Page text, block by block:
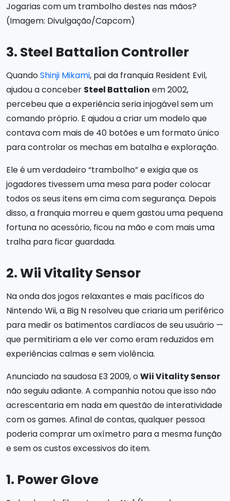
Jogarias com um trambolho destes nas mãos?
(Imagem: Divulgação/Capcom)
3. Steel Battalion Controller
QuandoShinji Mikami, pai da franquia Resident Evil,
ajudou a conceber Steel Battalion em 2002,
percebeu que a experiência seria injogável sem um
comando próprio. E ajudou a criar um modelo que
contava com mais de 40 botões e um formato único
para controlar os mechas em batalha e exploração.
Ele é um verdadeiro “trambolho” e exigia que os
jogadores tivessem uma mesa para poder colocar
todos os seus itens em cima com segurança. Depois
disso, a franquia morreu e quem gastou uma pequena
fortuna no acessório, ficou na mão e com mais uma
tralha para ficar guardada.
2. Wii Vitality Sensor
Na onda dos jogos relaxantes e mais pacíficos do
Nintendo Wii, a Big N resolveu que criaria um periférico
para medir os batimentos cardíacos de seu usuário —
que permitiriam a ele ver como eram reduzidos em
experiências calmas e sem violência.
Anunciado na saudosa E3 2009, oWii Vitality Sensor
não seguiu adiante. A companhia notou que isso não
acrescentaria em nada em questão de interatividade
com os games. Afinal de contas, qualquer pessoa
poderia comprar um oxímetro para a mesma função
e sem os custos excessivos do item.
1. Power Glove